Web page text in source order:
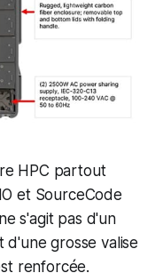
HPC partout
et SourceCode
s'agit pas d'un
grosse valise
renforcée.